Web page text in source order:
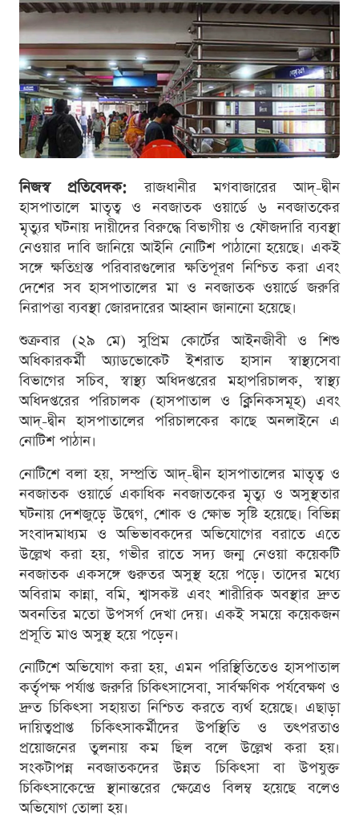
নিজস্ব প্রতিবেদক: রাজধানীর মগবাজারের আদ্-দ্বীন
হাসপাতালে মাতৃত্ব ও নবজাতক ওয়ার্ডে ৬ নবজাতকের
মৃত্যুর ঘটনায় দায়ীদের বিরুদ্ধে বিভাগীয় ও ফৌজদারি ব্যবস্থা
নেওয়ার দাবি জানিয়ে আইনি নোটিশ পাঠানো হয়েছে। একই
সঙ্গে ক্ষতিগ্রস্ত পরিবারগুলোর ক্ষতিপূরণ নিশ্চিত করা এবং
দেশের সব হাসপাতালের মা ও নবজাতক ওয়ার্ডে জরুরি
নিরাপত্তা ব্যবস্থা জোরদারের আহ্বান জানানো হয়েছে।
শুক্রবার (২৯ মে) সুপ্রিম কোর্টের আইনজীবী ও শিশু
অধিকারকর্মী অ্যাডভোকেট ইশরাত হাসান স্বাস্থ্যসেবা
বিভাগের সচিব, স্বাস্থ্য অধিদপ্তরের মহাপরিচালক, স্বাস্থ্য
অধিদপ্তরের পরিচালক (হাসপাতাল ও ক্লিনিকসমূহ) এবং
আদ্-দ্বীন হাসপাতালের পরিচালকের কাছে অনলাইনে এ
নোটিশ পাঠান।
নোটিশে বলা হয়, সম্প্রতি আদ্-দ্বীন হাসপাতালের মাতৃত্ব ও
নবজাতক ওয়ার্ডে একাধিক নবজাতকের মৃত্যু ও অসুস্থতার
ঘটনায় দেশজুড়ে উদ্বেগ, শোক ও ক্ষোভ সৃষ্টি হয়েছে। বিভিন্ন
সংবাদমাধ্যম ও অভিভাবকদের অভিযোগের বরাতে এতে
উল্লেখ করা হয়, গভীর রাতে সদ্য জন্ম নেওয়া কয়েকটি
নবজাতক একসঙ্গে গুরুতর অসুস্থ হয়ে পড়ে। তাদের মধ্যে
অবিরাম কান্না, বমি, শ্বাসকষ্ট এবং শারীরিক অবস্থার দ্রুত
অবনতির মতো উপসর্গ দেখা দেয়। একই সময়ে কয়েকজন
প্রসূতি মাও অসুস্থ হয়ে পড়েন।
নোটিশে অভিযোগ করা হয়, এমন পরিস্থিতিতেও হাসপাতাল
কর্তৃপক্ষ পর্যাপ্ত জরুরি চিকিৎসাসেবা, সার্বক্ষণিক পর্যবেক্ষণ ও
দ্রুত চিকিৎসা সহায়তা নিশ্চিত করতে ব্যর্থ হয়েছে। এছাড়া
দায়িত্বপ্রাপ্ত চিকিৎসাকর্মীদের উপস্থিতি ও তৎপরতাও
প্রয়োজনের তুলনায় কম ছিল বলে উল্লেখ করা হয়।
সংকটাপন্ন নবজাতকদের উন্নত চিকিৎসা বা উপযুক্ত
চিকিৎসাকেন্দ্রে স্থানান্তরের ক্ষেত্রেও বিলম্ব হয়েছে বলেও
অভিযোগ তোলা হয়।